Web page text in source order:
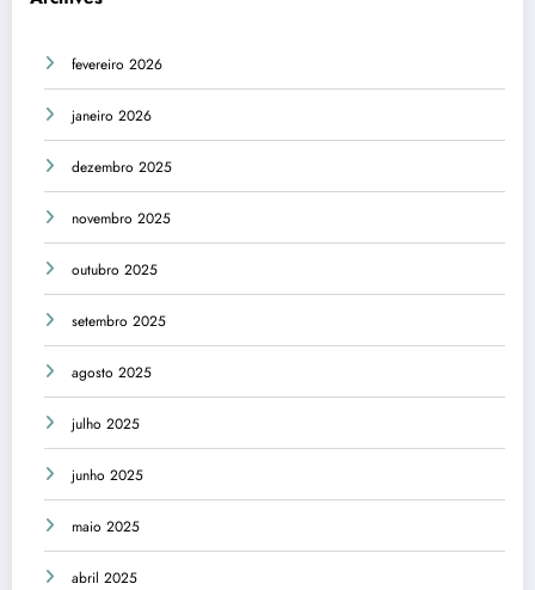
fevereiro 2026
janeiro 2026
dezembro 2025
novembro 2025
outubro 2025
setembro 2025
agosto 2025
julho 2025
junho 2025
maio 2025
abril 2025